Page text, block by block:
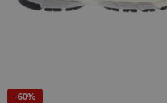
-60%